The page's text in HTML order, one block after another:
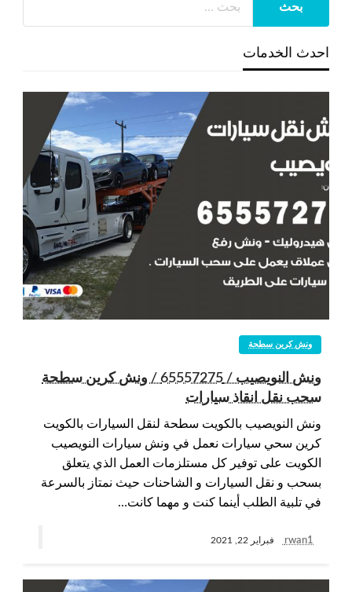
احدث الخدمات
ونش كرين سطحة
ونش النويصيب / 65557275 / ونش كرين سطحة
سحب نقل انقاذ سيارات
ونش النويصيب بالكويت سطحة لنقل السيارات بالكويت
كرين سحي سيارات نعمل في ونش سيارات النويصيب
الكويت على توفير كل مستلزمات العمل الذي يتعلق
بسحب و نقل السيارات و الشاحنات حيث نمتاز بالسرعة
في تلبية الطلب أينما كنت و مهما كانت…
rwan1 فبراير 22, 2021